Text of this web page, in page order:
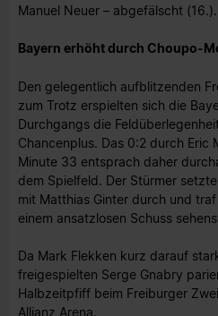
Manuel Neuer – abgefälscht (16.).
Bayern erhöht durch Choupo-
Den gelegentlich aufblitzenden
zum Trotz erspielten sich die
Durchgangs die
Chancenplus. Das 0:2 durch Eric
Minute 33 entsprach daher
dem Spielfeld. Der Stürmer
mit Matthias Ginter durch und
einem ansatzlosen Schuss
Da Mark Flekken kurz darauf
freigespielten Serge Gnabry
Halbzeitpfiff beim Freiburger
Allianz Arena.